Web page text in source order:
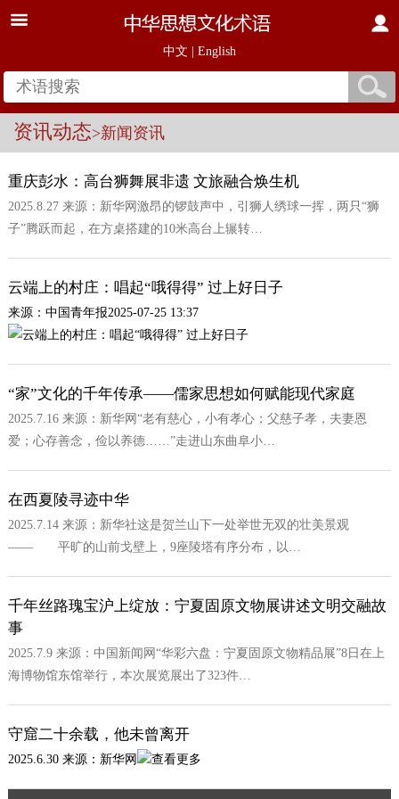
中文 English
资讯动态>新闻资讯
重庆彭水：高台狮舞展非遗 文旅融合焕生机
2025.8.27 来源：新华网激昂的锣鼓声中，引狮人绣球一挥，两只“狮
子”腾跃而起，在方桌搭建的10米高台上辗转…
云端上的村庄：唱起“哦得得” 过上好日子
来源：中国青年报2025-07-25 13:37
“家”文化的千年传承——儒家思想如何赋能现代家庭
2025.7.16 来源：新华网“老有慈心，小有孝心；父慈子孝，夫妻恩
爱；心存善念，俭以养德……”走进山东曲阜小…
在西夏陵寻迹中华
2025.7.14 来源：新华社这是贺兰山下一处举世无双的壮美景观
—— 平旷的山前戈壁上，9座陵塔有序分布，以…
千年丝路瑰宝沪上绽放：宁夏固原文物展讲述文明交融故
事
2025.7.9 来源：中国新闻网“华彩六盘：宁夏固原文物精品展”8日在上
海博物馆东馆举行，本次展览展出了323件…
守窟二十余载，他未曾离开
2025.6.30 来源：新华网 查看更多